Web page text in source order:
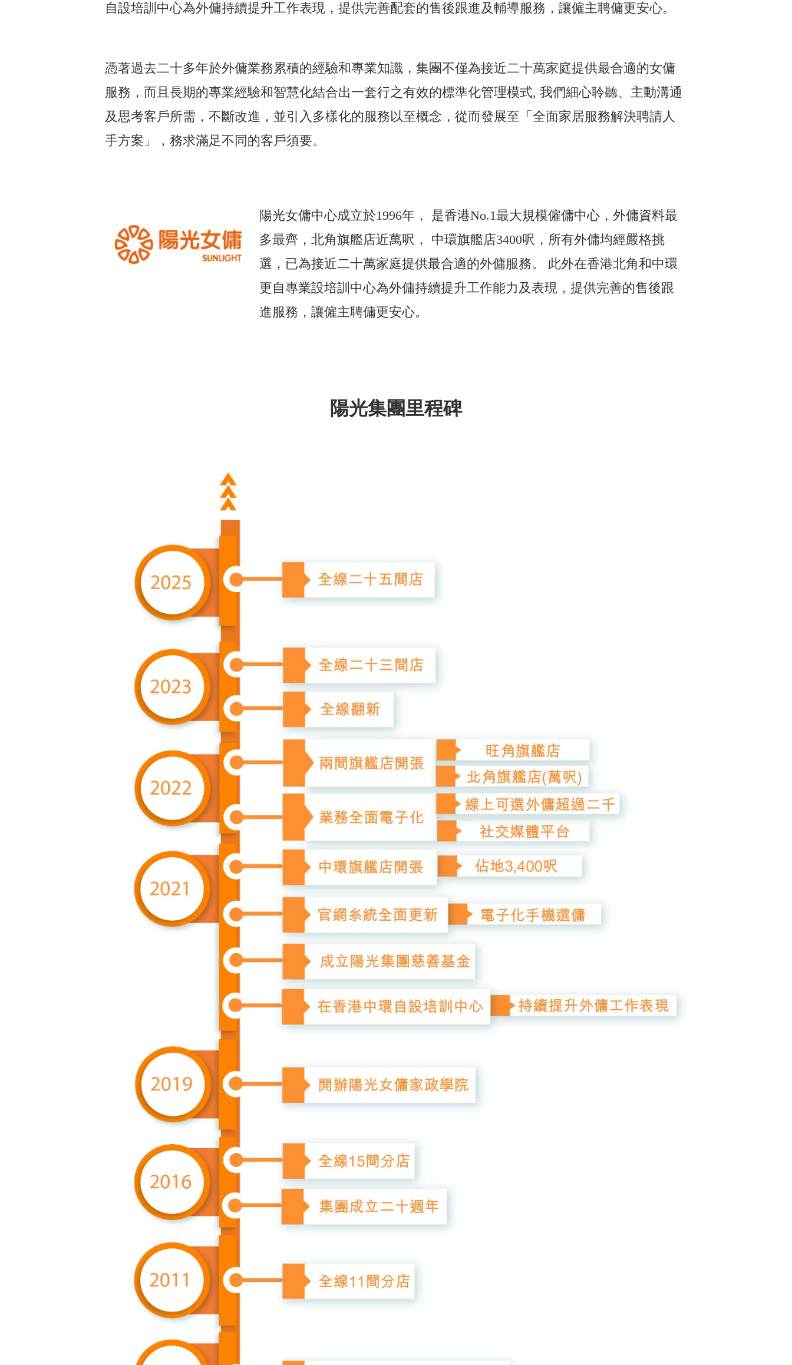
自設培訓中心為外傭持續提升工作表現，提供完善配套的售後跟進及輔導服務，讓僱主聘傭更安心。
憑著過去二十多年於外傭業務累積的經驗和專業知識，集團不僅為接近二十萬家庭提供最合適的女傭
服務，而且長期的專業經驗和智慧化結合出一套行之有效的標準化管理模式, 我們細心聆聽、主動溝通
及思考客戶所需，不斷改進，並引入多樣化的服務以至概念，從而發展至「全面家居服務解決聘請人
手方案」，務求滿足不同的客戶須要。
陽光女傭中心成立於1996年， 是香港No.1最大規模僱傭中心，外傭資料最
多最齊，北角旗艦店近萬呎， 中環旗艦店3400呎，所有外傭均經嚴格挑
選，已為接近二十萬家庭提供最合適的外傭服務。 此外在香港北角和中環
更自專業設培訓中心為外傭持續提升工作能力及表現，提供完善的售後跟
進服務，讓僱主聘傭更安心。
陽光集團里程碑